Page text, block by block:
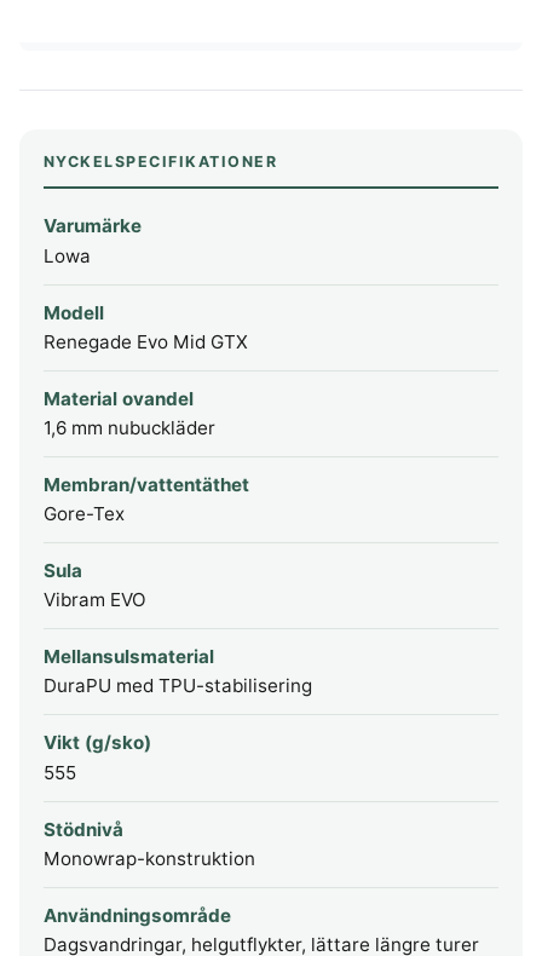
NYCKELSPECIFIKATIONER
Varumärke
Lowa
Modell
Renegade Evo Mid GTX
Material ovandel
1,6 mm nubuckläder
Membran/vattentäthet
Gore-Tex
Sula
Vibram EVO
Mellansulsmaterial
DuraPU med TPU-stabilisering
Vikt (g/sko)
555
Stödnivå
Monowrap-konstruktion
Användningsområde
Dagsvandringar, helgutflykter, lättare längre turer